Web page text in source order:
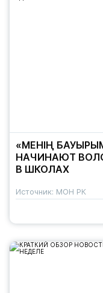
«МЕНІҢ
НАЧИНАЮТ
В ШКОЛАХ
Источник: МОН РК